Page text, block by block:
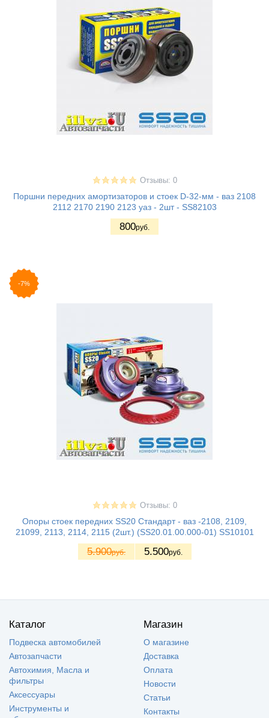
Отзывы: 0
Поршни передних амортизаторов и стоек D-32-мм - ваз 2108
2112 2170 2190 2123 уаз - 2шт - SS82103
800руб.
-7%
Отзывы: 0
Опоры стоек передних SS20 Стандарт - ваз -2108, 2109,
21099, 2113, 2114, 2115 (2шт.) (SS20.01.00.000-01) SS10101
5.900руб. 5.500руб.
Каталог
Подвеска автомобилей
Автозапчасти
Автохимия, Масла и
фильтры
Аксессуары
Инструменты и
Магазин
О магазине
Доставка
Оплата
Новости
Статьи
Контакты